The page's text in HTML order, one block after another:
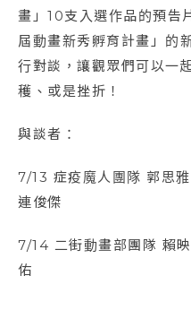
畫」10支入選作品的預告
屆動畫新秀孵育計畫」的
行對談，讓觀眾們可以一
穫、或是挫折！
與談者：
7/13 症疫魔人團隊 郭思
連俊傑
7/14 二街動畫部團隊 賴
佑